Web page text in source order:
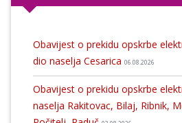
Obavijest o prekidu opskrbe
dio naselja Cesarica 06.08.2026
Obavijest o prekidu opskrbe
naselja Rakitovac, Bilaj, Ribnik,